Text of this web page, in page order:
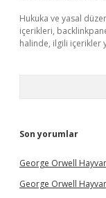
Hukuka ve yasal
içerikleri,
halinde, ilgili içerikler
Son yorumlar
George Orwell
George Orwell